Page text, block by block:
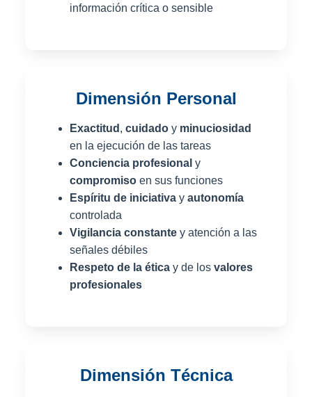
información crítica o sensible
Dimensión Personal
Exactitud , cuidado y minuciosidad
en la ejecución de las tareas
Conciencia profesional y
compromiso en sus funciones
Espíritu de iniciativa y autonomía
controlada
Vigilancia constante y atención a las
señales débiles
Respeto de la ética y de los valores
profesionales
Dimensión Técnica